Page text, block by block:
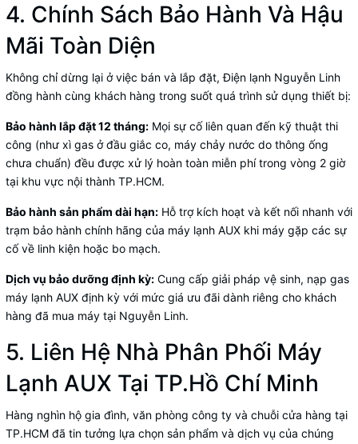
4. Chính Sách Bảo Hành Và Hậu
Mãi Toàn Diện
Không chỉ dừng lại ở việc bán và lắp đặt, Điện lạnh Nguyễn Linh
đồng hành cùng khách hàng trong suốt quá trình sử dụng thiết bị:
Bảo hành lắp đặt 12 tháng: Mọi sự cố liên quan đến kỹ thuật thi
công (như xì gas ở đầu giắc co, máy chảy nước do thông ống
chưa chuẩn) đều được xử lý hoàn toàn miễn phí trong vòng 2 giờ
tại khu vực nội thành TP.HCM.
Bảo hành sản phẩm dài hạn: Hỗ trợ kích hoạt và kết nối nhanh với
trạm bảo hành chính hãng của máy lạnh AUX khi máy gặp các sự
cố về linh kiện hoặc bo mạch.
Dịch vụ bảo dưỡng định kỳ: Cung cấp giải pháp vệ sinh, nạp gas
máy lạnh AUX định kỳ với mức giá ưu đãi dành riêng cho khách
hàng đã mua máy tại Nguyễn Linh.
5. Liên Hệ Nhà Phân Phối Máy
Lạnh AUX Tại TP.Hồ Chí Minh
Hàng nghìn hộ gia đình, văn phòng công ty và chuỗi cửa hàng tại
TP.HCM đã tin tưởng lựa chọn sản phẩm và dịch vụ của chúng